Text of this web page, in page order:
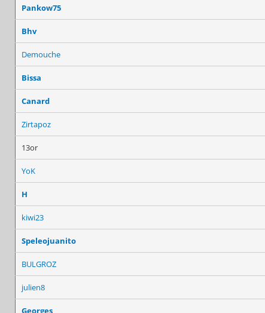
Pankow75
Bhv
Demouche
Bissa
Canard
Zirtapoz
13or
YoK
H
kiwi23
Speleojuanito
BULGROZ
julien8
Georges